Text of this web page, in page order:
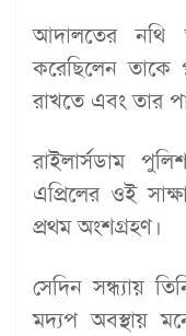
আদালতের নথি
করেছিলেন তাকে
রাখতে এবং তার
রাইলার্সডাম
এপ্রিলের ওই
প্রথম অংশগ্রহণ।
সেদিন সন্ধ্যায়
মদ্যপ অবস্থায়